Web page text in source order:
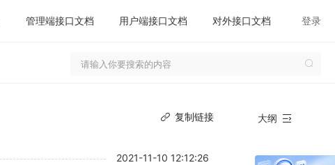
管理端接口文档 用户端接口文档 对外接口文档 登录
复制链接
2021-11-10 12:12:26
大纲